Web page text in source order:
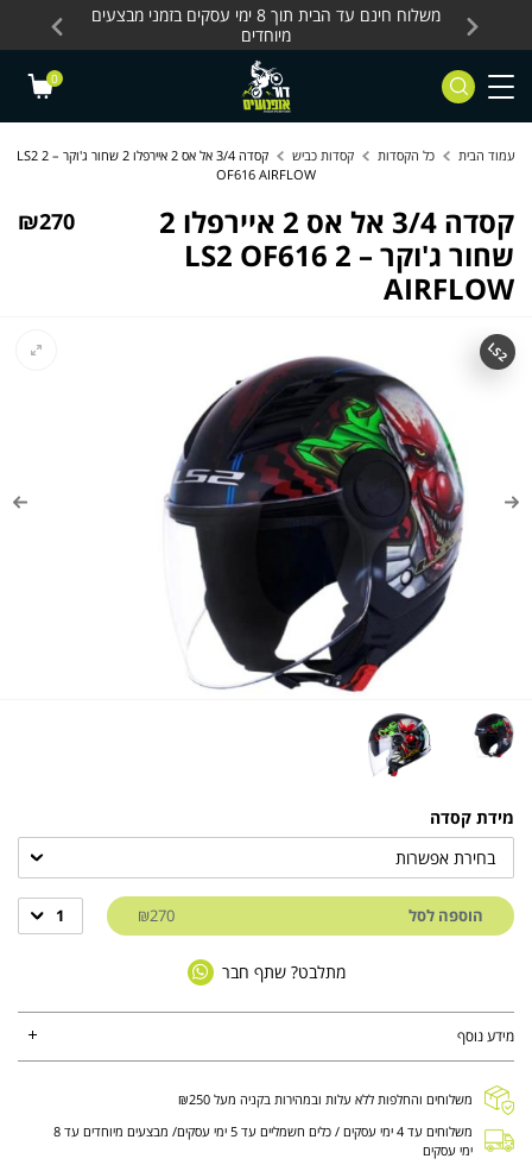
Skip to Content
Contact Us
כלים חשמליים
משלוח חינם עד הבית תוך 8 ימי עסקים בזמני מבצעים
מיוחדים
0
עמוד הבית כל הקסדות קסדות כביש
קסדה 3/4 אל אס 2 איירפלו 2 שחור ג'וקר – 2 LS2
OF616 AIRFLOW
קסדה 3/4 אל אס 2 איירפלו 2
שחור ג'וקר – 2 LS2 OF616
AIRFLOW
₪270
LS2
מידת קסדה
בחירת אפשרות
הוספה לסל ₪270
1
מתלבט? שתף חבר
מידע נוסף
משלוחים והחלפות ללא עלות ובמהירות בקניה מעל ₪250
משלוחים עד 4 ימי עסקים / כלים חשמליים עד 5 ימי עסקים/ מבצעים מיוחדים עד 8
ימי עסקים